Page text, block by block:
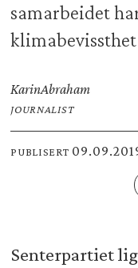
samarbeidet
KarinAbraham
JOURNALIST
PUBLISERT
Senterpartiet